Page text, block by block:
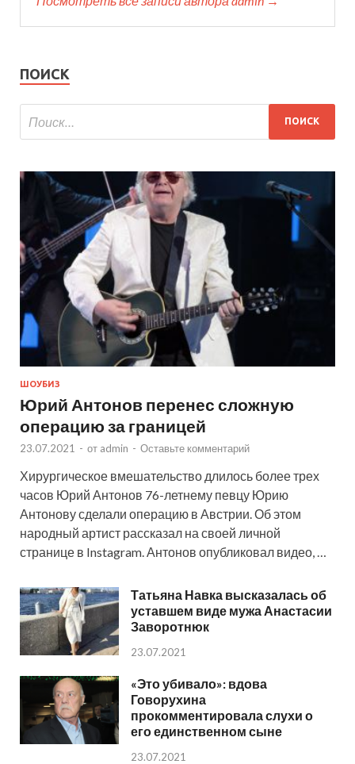
ПОИСК
ШОУБИЗ
Юрий Антонов перенес сложную
операцию за границей
23.07.2021 - от admin - Оставьте комментарий
Хирургическое вмешательство длилось более трех
часов Юрий Антонов 76-летнему певцу Юрию
Антонову сделали операцию в Австрии. Об этом
народный артист рассказал на своей личной
странице в Instagram. Антонов опубликовал видео, …
Татьяна Навка высказалась об
уставшем виде мужа Анастасии
Заворотнюк
23.07.2021
«Это убивало»: вдова
Говорухина
прокомментировала слухи о
его единственном сыне
23.07.2021